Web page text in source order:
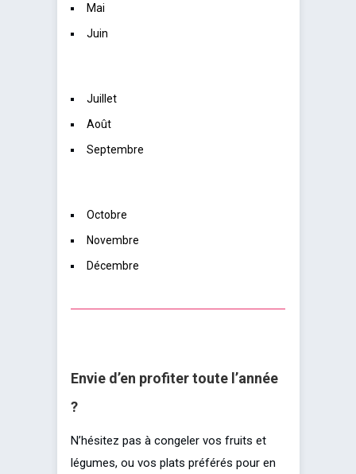
Mai
Juin
Juillet
Août
Septembre
Octobre
Novembre
Décembre
Envie d’en profiter toute l’année
?
N’hésitez pas à congeler vos fruits et
légumes, ou vos plats préférés pour en